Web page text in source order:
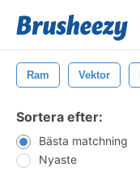
Ram Vektor
Sortera efter:
Bästa matchning
Nyaste